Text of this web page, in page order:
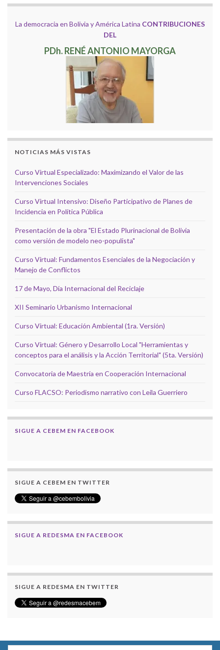
La democracia en Bolivia y América Latina CONTRIBUCIONES
DEL
PDh. RENÉ ANTONIO MAYORGA
NOTICIAS MÁS VISTAS
Curso Virtual Especializado: Maximizando el Valor de las
Intervenciones Sociales
Curso Virtual Intensivo: Diseño Participativo de Planes de
Incidencia en Política Pública
Presentación de la obra "El Estado Plurinacional de Bolivia
como versión de modelo neo-populista"
Curso Virtual: Fundamentos Esenciales de la Negociación y
Manejo de Conflictos
17 de Mayo, Día Internacional del Reciclaje
XII Seminario Urbanismo Internacional
Curso Virtual: Educación Ambiental (1ra. Versión)
Curso Virtual: Género y Desarrollo Local "Herramientas y
conceptos para el análisis y la Acción Territorial" (5ta. Versión)
Convocatoria de Maestría en Cooperación Internacional
Curso FLACSO: Periodismo narrativo con Leila Guerriero
SIGUE A CEBEM EN FACEBOOK
SIGUE A CEBEM EN TWITTER
SIGUE A REDESMA EN FACEBOOK
SIGUE A REDESMA EN TWITTER